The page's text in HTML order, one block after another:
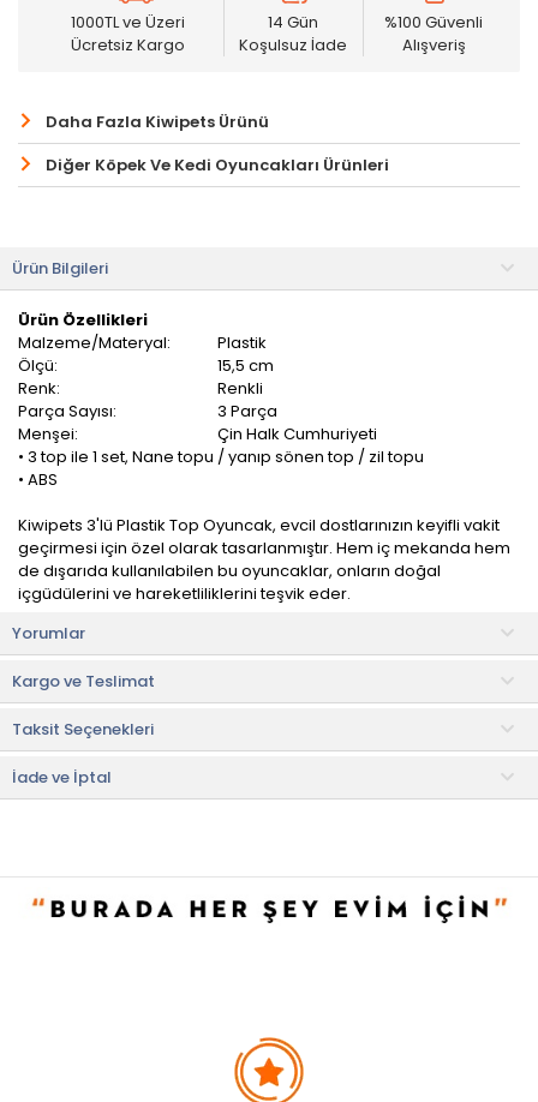
1000TL ve Üzeri
Ücretsiz Kargo
14 Gün
Koşulsuz İade
%100 Güvenli
Alışveriş
Daha Fazla Kiwipets Ürünü
Diğer Köpek Ve Kedi Oyuncakları Ürünleri
Ürün Bilgileri
Ürün Özellikleri
Malzeme/Materyal:
Plastik
Ölçü:
15,5 cm
Renk:
Renkli
Parça Sayısı:
3 Parça
Menşei:
Çin Halk Cumhuriyeti
• 3 top ile 1 set, Nane topu / yanıp sönen top / zil topu
• ABS
Kiwipets 3'lü Plastik Top Oyuncak, evcil dostlarınızın keyifli vakit
geçirmesi için özel olarak tasarlanmıştır. Hem iç mekanda hem
de dışarıda kullanılabilen bu oyuncaklar, onların doğal
içgüdülerini ve hareketliliklerini teşvik eder.
Topların farklı renkleri ve dikkat çekici tasarımları, evcil
dostlarınızın ilgisini çekmeye ve oyun süresini uzatmaya
yardımcı olur.
• Not: Bu fiyat perakende satışlar için belirlenmiştir. Toplu alımlar
Evidea tarafından incelenecek ve uygun bulunmayan siparişler
iptal edilecektir.
• " Ürün görsellerinde ışık, ortam ve dijital düzenlemelere bağlı
Yorumlar
Kargo ve Teslimat
Taksit Seçenekleri
İade ve İptal